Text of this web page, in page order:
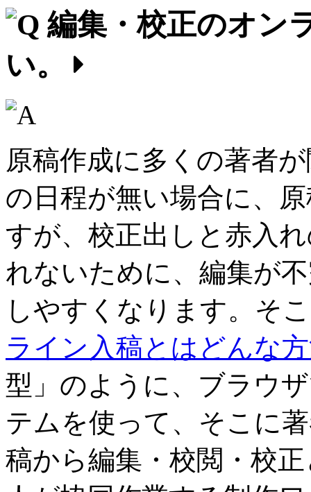
編集・校正のオン
い。
原稿作成に多くの著者
の日程が無い場合に、
すが、校正出しと赤入
れないために、編集が
しやすくなります。そ
ライン入稿とはどんな
型」のように、ブラウ
テムを使って、そこに
稿から編集・校閲・校